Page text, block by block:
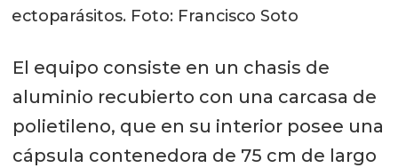
ectoparásitos. Foto: Francisco Soto
El equipo consiste en un chasis de
aluminio recubierto con una carcasa de
polietileno, que en su interior posee una
cápsula contenedora de 75 cm de largo